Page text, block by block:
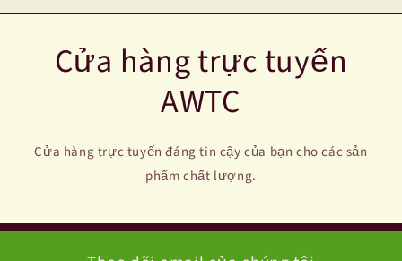
Cửa hàng trực tuyến
AWTC
Cửa hàng trực tuyến đáng tin cậy của bạn cho các sản
phẩm chất lượng.